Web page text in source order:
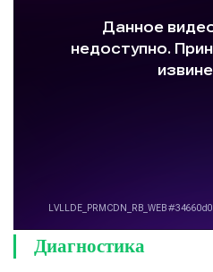
Диагностика